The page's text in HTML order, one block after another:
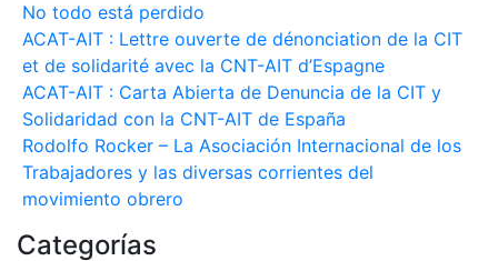
No todo está perdido
ACAT-AIT : Lettre ouverte de dénonciation de la CIT
et de solidarité avec la CNT-AIT d’Espagne
ACAT-AIT : Carta Abierta de Denuncia de la CIT y
Solidaridad con la CNT-AIT de España
Rodolfo Rocker – La Asociación Internacional de los
Trabajadores y las diversas corrientes del
movimiento obrero
Categorías